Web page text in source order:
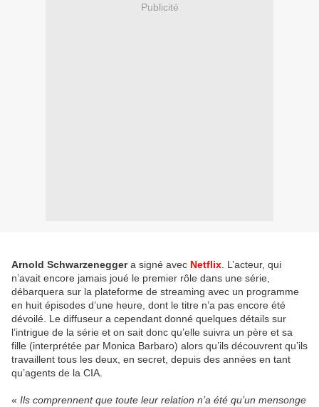
Publicité
Arnold Schwarzeneggera signé avec Netflix . L’acteur, qui
n’avait encore jamais joué le premier rôle dans une série,
débarquera sur la plateforme de streaming avec un programme
en huit épisodes d’une heure, dont le titre n’a pas encore été
dévoilé. Le diffuseur a cependant donné quelques détails sur
l’intrigue de la série et on sait donc qu’elle suivra un père et sa
fille (interprétée par Monica Barbaro) alors qu’ils découvrent qu’ils
travaillent tous les deux, en secret, depuis des années en tant
qu’agents de la CIA.
« Ils comprennent que toute leur relation n’a été qu’un mensonge